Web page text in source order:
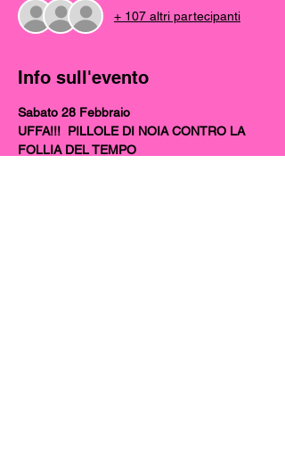
+ 107 altri partecipanti
Info sull'evento
Sabato 28 Febbraio
UFFA!!!  PILLOLE DI NOIA CONTRO LA
FOLLIA DEL TEMPO